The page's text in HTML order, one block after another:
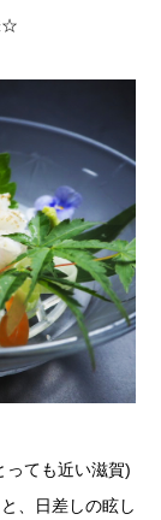
☆
っても近い滋賀)
、日差しの眩し